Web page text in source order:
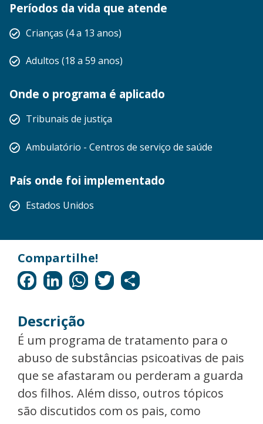
Períodos da vida que atende
Crianças (4 a 13 anos)
Adultos (18 a 59 anos)
Onde o programa é aplicado
Tribunais de justiça
Ambulatório - Centros de serviço de saúde
País onde foi implementado
Estados Unidos
Descrição
É um programa de tratamento para o
abuso de substâncias psicoativas de pais
que se afastaram ou perderam a guarda
dos filhos. Além disso, outros tópicos
são discutidos com os pais, como